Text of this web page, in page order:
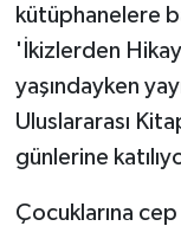
kütüphanelere
'İkizlerden
yaşındayken
Uluslararası
günlerine
Çocuklarına